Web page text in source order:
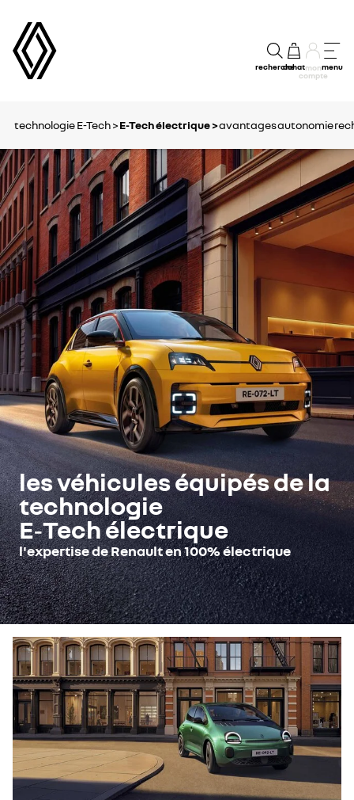
rechercheachatmon
compte
menu
technologie E-Tech >E-Tech électrique >avantagesautonomie
les véhicules équipés de la
technologie
E‑Tech électrique
l'expertise de Renault en 100% électrique